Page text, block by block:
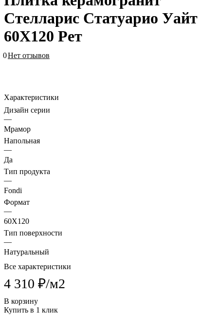
Стелларис Статуарио Уайт
60X120 Рет
0Нет отзывов
Характеристики
Дизайн серии
—
Мрамор
Напольная
—
Да
Тип продукта
—
Fondi
Формат
—
60X120
Тип поверхности
—
Натуральный
Все характеристики
4 310 ₽/м2
В корзину
Купить в 1 клик